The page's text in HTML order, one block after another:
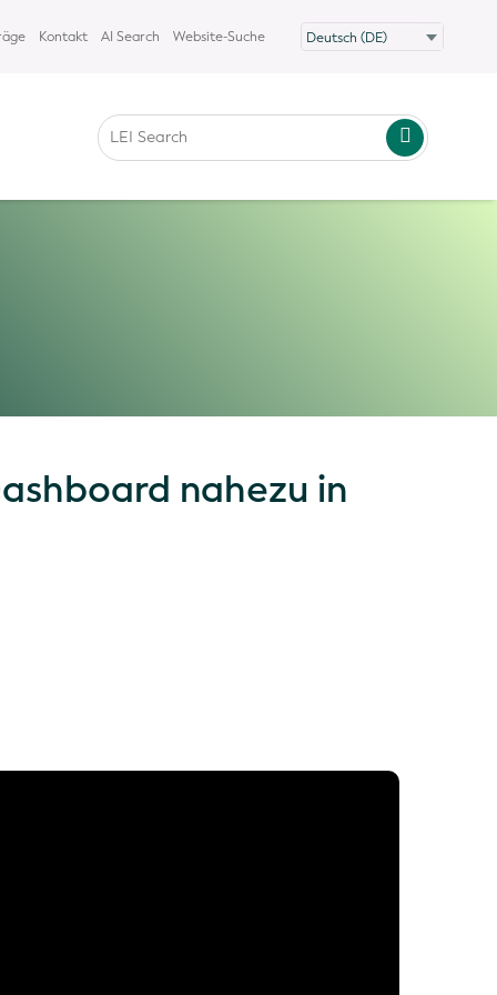
Kontakt AI Search Website-Suche
nahezu in